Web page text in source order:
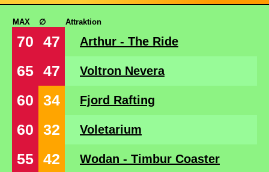
MAX ∅ Attraktion
70 47 Arthur - The Ride
65 47 Voltron Nevera
60 34 Fjord Rafting
60 32 Voletarium
55 42 Wodan - Timbur Coaster